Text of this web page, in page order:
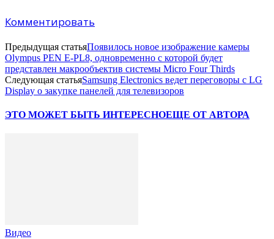
Комментировать
Предыдущая статьяПоявилось новое изображение камеры
Olympus PEN E-PL8, одновременно с которой будет
представлен макрообъектив системы Micro Four Thirds
Следующая статьяSamsung Electronics ведет переговоры с LG
Display о закупке панелей для телевизоров
ЭТО МОЖЕТ БЫТЬ ИНТЕРЕСНОЕЩЕ ОТ АВТОРА
Видео